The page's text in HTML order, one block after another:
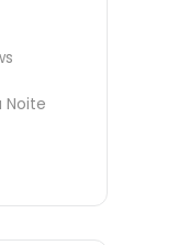
Noite